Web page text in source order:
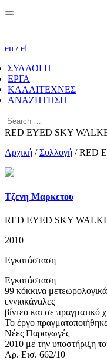
en /el
ΣΥΛΛΟΓΗ
ΕΡΓΑ
ΚΑΛΛΙΤΕΧΝΕΣ
ΑΝΑΖΗΤΗΣΗ
RED EYED SKY
Αρχική /Συλλογή /RED
Τζενη Μαρκετου
RED EYED SKY
2010
Εγκατάσταση
Εγκατάσταση
99 κόκκινα
εννιακάναλες
βίντεο και σε πραγματικό
To έργο
Νέες Παραγωγές
2010 με την υποστήριξη
Αρ. Εισ. 662/10